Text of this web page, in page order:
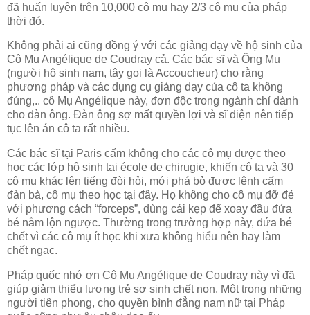
đã huấn luyện trên 10,000 cô mụ hay 2/3 cô mụ của pháp
thời đó.
Không phải ai cũng đồng ý với các giảng dạy về hộ sinh của
Cô Mụ Angélique de Coudray cả. Các bác sĩ và Ông Mụ
(người hộ sinh nam, tây gọi là Accoucheur) cho rằng
phương pháp và các dụng cụ giảng dạy của cô ta không
đúng,.. cô Mụ Angélique này, đơn độc trong ngành chỉ dành
cho đàn ông. Đàn ông sợ mất quyền lợi và sĩ diện nên tiếp
tục lên án cô ta rất nhiều.
Các bác sĩ tại Paris cấm không cho các cô mụ được theo
học các lớp hộ sinh tại école de chirugie, khiến cô ta và 30
cô mụ khác lên tiếng đòi hỏi, mới phá bỏ được lệnh cấm
đàn bà, cô mụ theo học tại đây. Họ không cho cô mụ đỡ đẻ
với phương cách “forceps”, dùng cái kẹp để xoay đầu đứa
bé nằm lộn ngược. Thường trong trường hợp này, đứa bé
chết vì các cô mụ ít học khi xưa không hiểu nên hay làm
chết ngạc.
Pháp quốc nhớ ơn Cô Mụ Angélique de Coudray này vì đã
giúp giảm thiểu lượng trẻ sơ sinh chết non. Một trong những
người tiên phong, cho quyền bình đẳng nam nữ tại Pháp